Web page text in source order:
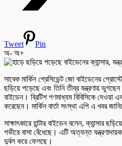
Tweet
Pin
অ- অ+
সাবেক মার্কিন প্রেসিডেন্ট জো বাইডেনের
ছড়িয়ে পড়েছে এবং তিনি তীব্র যন্ত্রণায় ভুগছেন
বাইডেন। ব্রিটিশ গণমাধ্যম বিবিসিকে দেওয়া
করেছেন। মার্কিন বার্তা সংস্থা এপি এ খবর
সাক্ষাৎকারে হান্টার বাইডেন বলেন, ক্যান্সার
গভীরে বাসা বেঁধেছে। এটি অত্যন্ত
দুর্বল করে ফেলছে।